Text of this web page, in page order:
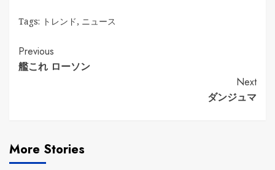
Tags: トレンド, ニュース
Continue
Reading
Previous
艦これ ローソン
Next
ダンジュマ
More Stories